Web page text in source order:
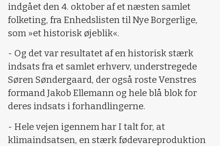
indgået den 4. oktober af et næsten samlet
folketing, fra Enhedslisten til Nye Borgerlige,
som »et historisk øjeblik«.
- Og det var resultatet af en historisk stærk
indsats fra et samlet erhverv, understregede
Søren Søndergaard, der også roste Venstres
formand Jakob Ellemann og hele blå blok for
deres indsats i forhandlingerne.
- Hele vejen igennem har I talt for, at
klimaindsatsen, en stærk fødevareproduktion